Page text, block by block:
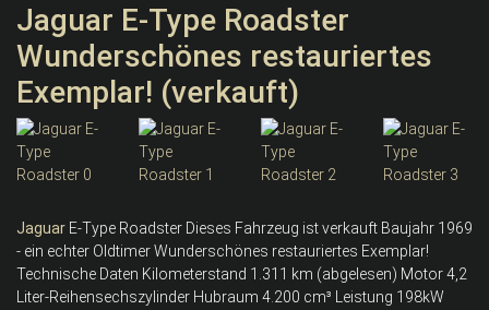
Jaguar E-Type Roadster
Wunderschönes restauriertes
Exemplar! (verkauft)
Jaguar E-Type Roadster Dieses Fahrzeug ist verkauft Baujahr 1969
- ein echter Oldtimer Wunderschönes restauriertes Exemplar!
Technische Daten Kilometerstand 1.311 km (abgelesen) Motor 4,2
Liter-Reihensechszylinder Hubraum 4.200 cm³ Leistung 198kW